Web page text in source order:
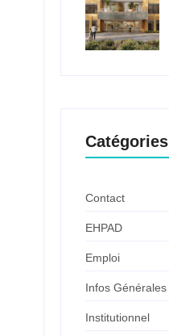
Catégories
Contact
EHPAD
Emploi
Infos Générales
Institutionnel